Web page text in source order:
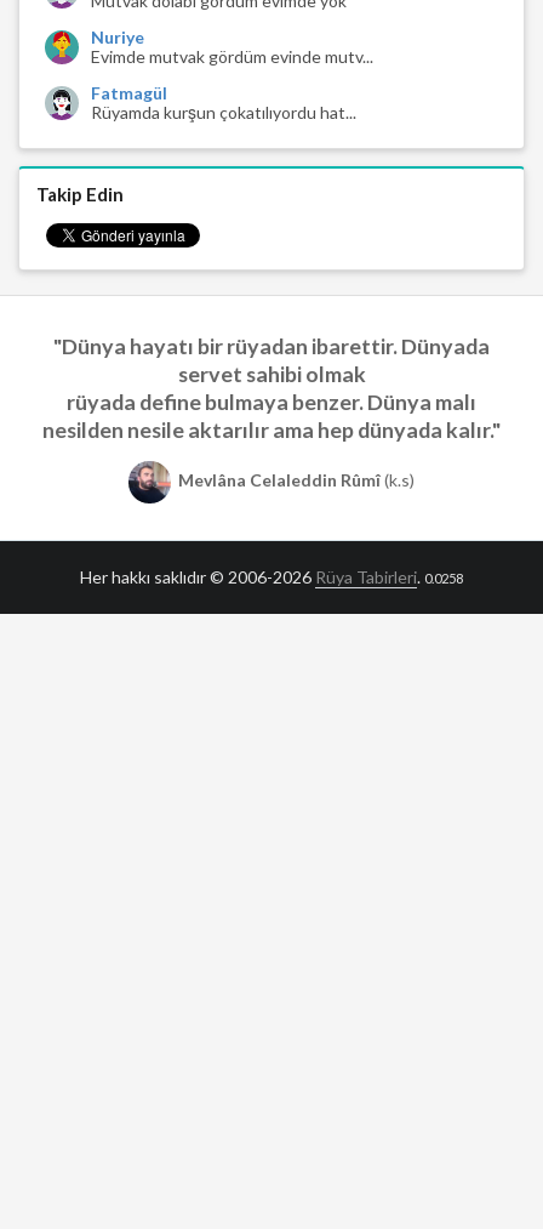
Nuriye
Evimde mutvak gördüm evinde mutv...
Fatmagül
Rüyamda kurşun çokatılıyordu hat...
Takip Edin
"Dünya hayatı bir rüyadan ibarettir. Dünyada
servet sahibi olmak
rüyada define bulmaya benzer. Dünya malı
nesilden nesile aktarılır ama hep dünyada kalır."
Mevlâna Celaleddin Rûmî(k.s)
Her hakkı saklıdır © 2006-2026 Rüya Tabirleri. 0.0258